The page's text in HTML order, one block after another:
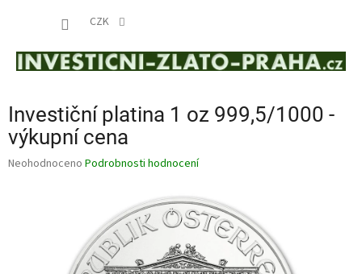
CZK
Investiční platina 1 oz 999,5/1000 -
výkupní cena
Průměrné
Neohodnoceno Podrobnosti hodnocení